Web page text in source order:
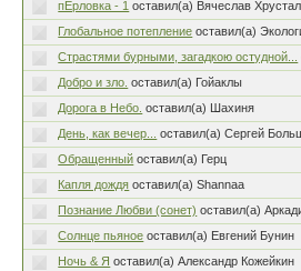
пЁрловка - 1 оставил(а) Вячеслав
Глобальное потепление оставил(а)
Страстями бурными, загадкою остудной...
Добро и зло. оставил(а) Гойаклы
Дорога в Небо. оставил(а) Шахиня
День, как вечер...
оставил(а) Сергей
Обращенный оставил(а) Герц
Капля дождя оставил(а) Shannaa
Познание Любви (сонет) оставил(а)
Солнце пьяное оставил(а) Евгений Бунин
Ночь & Я оставил(а) Александр Кожейкин